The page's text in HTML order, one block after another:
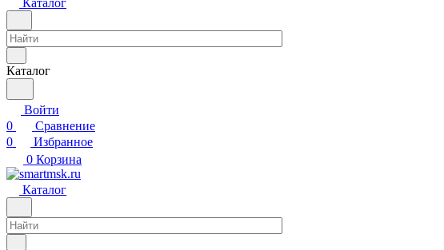
Каталог
Каталог
Войти
0
Сравнение
0
Избранное
0 Корзина
Каталог